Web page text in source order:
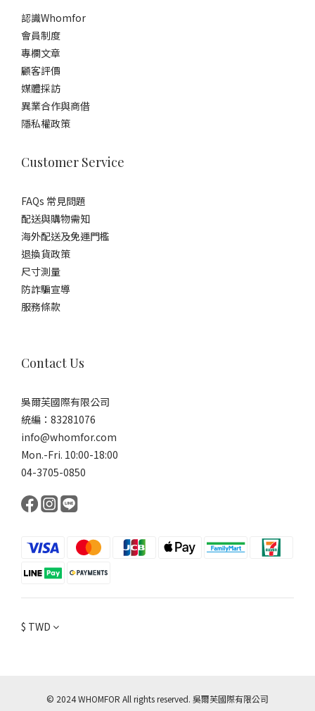
認識Whomfor
會員制度
專欄文章
顧客評價
媒體採訪
異業合作與商借
隱私權政策
Customer Service
FAQs 常見問題
配送與購物需知
海外配送及免運門檻
退換貨政策
尺寸測量
防詐騙宣導
服務條款
Contact Us
吳爾芙國際有限公司
統編：83281076
info@whomfor.com
Mon.-Fri. 10:00-18:00
04-3705-0850
$ TWD
© 2024 WHOMFOR All rights reserved. 吳爾芙國際有限公司